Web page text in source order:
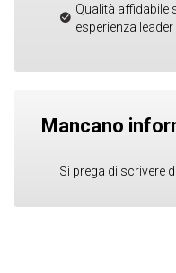
Qualità affidabile
esperienza
Mancano
Si prega di scrivere